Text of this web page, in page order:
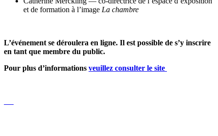
et de formation à l’image La chambre
L’événement se déroulera en ligne. Il est possible de s’y inscrire
en tant que membre du public.
Pour plus d’informations veuillez consulter le site